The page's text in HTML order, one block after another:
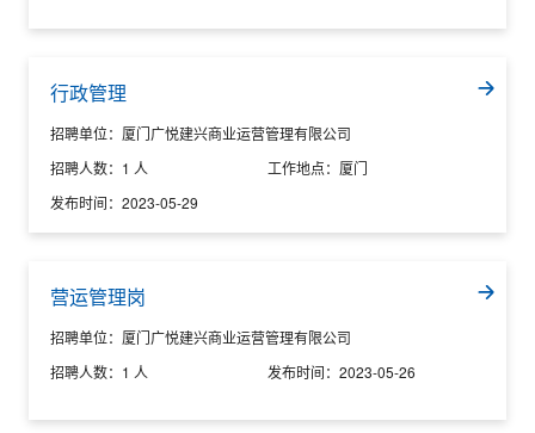
行政管理
招聘单位： 厦门广悦建兴商业运营管理有限公司
招聘人数： 1 人 工作地点： 厦门
发布时间： 2023-05-29
营运管理岗
招聘单位： 厦门广悦建兴商业运营管理有限公司
招聘人数： 1 人 发布时间： 2023-05-26